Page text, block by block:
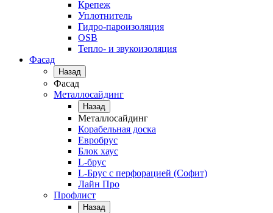
Крепеж
Уплотнитель
Гидро-пароизоляция
OSB
Тепло- и звукоизоляция
Фасад
Назад
Фасад
Металлосайдинг
Назад
Металлосайдинг
Корабельная доска
Евробрус
Блок хаус
L-брус
L-Брус с перфорацией (Софит)
Лайн Про
Профлист
Назад